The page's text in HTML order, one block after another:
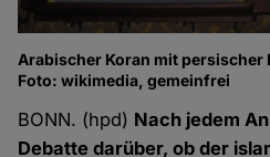
Arabischer Koran mit
Foto: wikimedia, gemeinfrei
BONN. (hpd) Nach jedem
Debatte darüber, ob der